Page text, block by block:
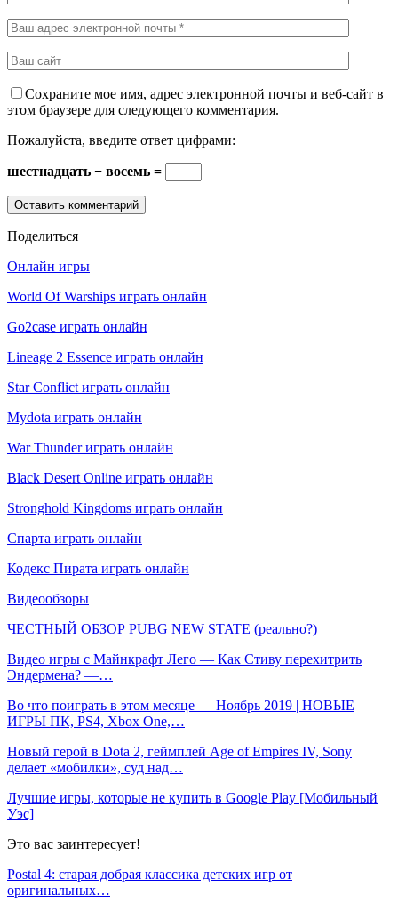
Сохраните мое имя, адрес электронной почты и веб-сайт в
этом браузере для следующего комментария.
Пожалуйста, введите ответ цифрами:
шестнадцать − восемь =
Поделиться
Онлайн игры
World Of Warships играть онлайн
Go2case играть онлайн
Lineage 2 Essence играть онлайн
Star Conflict играть онлайн
Mydota играть онлайн
War Thunder играть онлайн
Black Desert Online играть онлайн
Stronghold Kingdoms играть онлайн
Спарта играть онлайн
Кодекс Пирата играть онлайн
Видеообзоры
ЧЕСТНЫЙ ОБЗОР PUBG NEW STATE (реально?)
Видео игры с Майнкрафт Лего — Как Стиву перехитрить
Эндермена? —…
Во что поиграть в этом месяце — Ноябрь 2019 | НОВЫЕ
ИГРЫ ПК, PS4, Xbox One,…
Новый герой в Dota 2, геймплей Age of Empires IV, Sony
делает «мобилки», суд над…
Лучшие игры, которые не купить в Google Play [Мобильный
Уэс]
Это вас заинтересует!
Postal 4: старая добрая классика детских игр от
оригинальных…